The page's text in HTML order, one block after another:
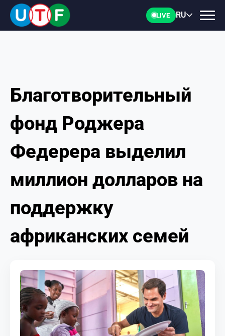
LIVE RU
ГЛАВНАЯ
ФТУ
НОВОСТИ
ДОКУМЕНТЫ
ПЕРСОНАЛИИ
МЕДИА
КОНТАКТЫ
UZ-PIN
Благотворительный
фонд Роджера
Федерера выделил
миллион долларов на
поддержку
африканских семей